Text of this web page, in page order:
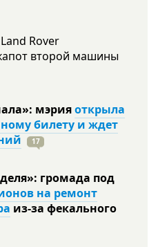
Rover
второй машины
мэрияоткрыла
билету и ждет
17
громада под
на ремонт
из-за фекального